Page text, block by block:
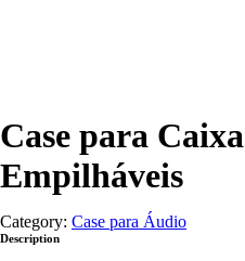
Case para
Empilháveis
Category: Case para Áudio
Description